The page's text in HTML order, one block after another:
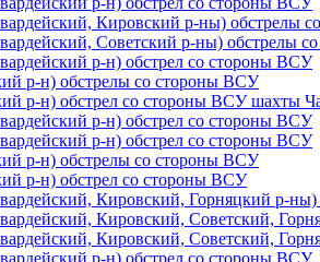
Кировский р-ны) обстрелы
Советский р-ны) обстрелы
р-н) обстрел со стороны ВСУ
р-н) обстрелы со стороны ВСУ
р-н) обстрел со стороны ВСУ шахты
р-н) обстрел со стороны ВСУ
р-н) обстрел со стороны ВСУ
р-н) обстрелы со стороны ВСУ
р-н) обстрел со стороны ВСУ
Кировский, Горняцкий р-
Кировский, Советский,
Кировский, Советский,
р-н) обстрел со стороны ВСУ